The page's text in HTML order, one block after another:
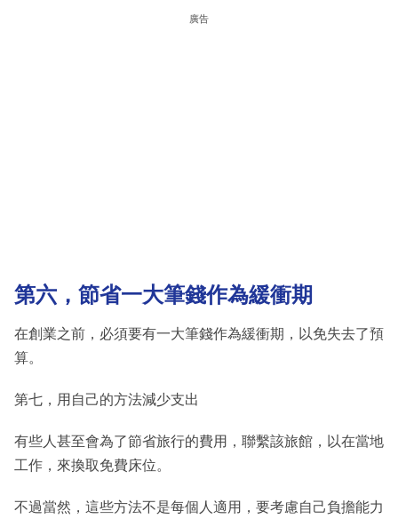
廣告
第六，節省一大筆錢作為緩衝期
在創業之前，必須要有一大筆錢作為緩衝期，以免失去了預
算。
第七，用自己的方法減少支出
有些人甚至會為了節省旅行的費用，聯繫該旅館，以在當地
工作，來換取免費床位。
不過當然，這些方法不是每個人適用，要考慮自己負擔能力